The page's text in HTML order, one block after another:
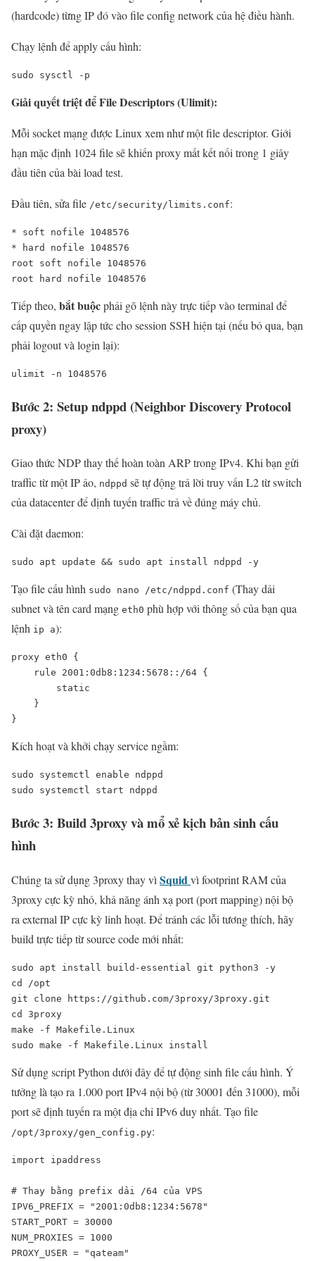
(hardcode) từng IP đó vào file config network của hệ điều hành.
Chạy lệnh để apply cấu hình:
sudo sysctl -p
Giải quyết triệt để File Descriptors (Ulimit):
Mỗi socket mạng được Linux xem như một file descriptor. Giới
hạn mặc định 1024 file sẽ khiến proxy mất kết nối trong 1 giây
đầu tiên của bài load test.
Đầu tiên, sửa file /etc/security/limits.conf:
* soft nofile 1048576
* hard nofile 1048576
root soft nofile 1048576
root hard nofile 1048576
Tiếp theo, bắt buộcphải gõ lệnh này trực tiếp vào terminal để
cấp quyền ngay lập tức cho session SSH hiện tại (nếu bỏ qua, bạn
phải logout và login lại):
ulimit -n 1048576
Bước 2: Setup ndppd (Neighbor Discovery Protocol
proxy)
Giao thức NDP thay thế hoàn toàn ARP trong IPv4. Khi bạn gửi
traffic từ một IP ảo, ndppd sẽ tự động trả lời truy vấn L2 từ switch
của datacenter để định tuyến traffic trả về đúng máy chủ.
Cài đặt daemon:
sudo apt update && sudo apt install ndppd -y
Tạo file cấu hình sudo nano /etc/ndppd.conf (Thay dải
subnet và tên card mạng eth0 phù hợp với thông số của bạn qua
lệnh ip a):
proxy eth0 {
    rule 2001:0db8:1234:5678::/64 {
        static
    }
}
Kích hoạt và khởi chạy service ngầm:
sudo systemctl enable ndppd
sudo systemctl start ndppd
Bước 3: Build 3proxy và mổ xẻ kịch bản sinh cấu
hình
Chúng ta sử dụng 3proxy thay vì Squidvì footprint RAM của
3proxy cực kỳ nhỏ, khả năng ánh xạ port (port mapping) nội bộ
ra external IP cực kỳ linh hoạt. Để tránh các lỗi tương thích, hãy
build trực tiếp từ source code mới nhất:
sudo apt install build-essential git python3 -y
cd /opt
git clone https://github.com/3proxy/3proxy.git
cd 3proxy
make -f Makefile.Linux
sudo make -f Makefile.Linux install
Sử dụng script Python dưới đây để tự động sinh file cấu hình. Ý
tưởng là tạo ra 1.000 port IPv4 nội bộ (từ 30001 đến 31000), mỗi
port sẽ định tuyến ra một địa chỉ IPv6 duy nhất. Tạo file
/opt/3proxy/gen_config.py:
import ipaddress
# Thay bằng prefix dải /64 của VPS
IPV6_PREFIX = "2001:0db8:1234:5678"
START_PORT = 30000
NUM_PROXIES = 1000
PROXY_USER = "qateam"